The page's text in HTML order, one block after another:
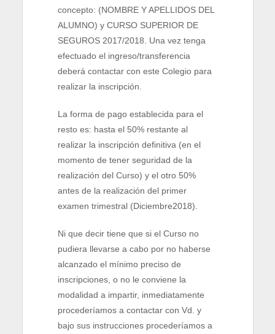
concepto: (NOMBRE Y APELLIDOS DEL
ALUMNO) y CURSO SUPERIOR DE
SEGUROS 2017/2018. Una vez tenga
efectuado el ingreso/transferencia
deberá contactar con este Colegio para
realizar la inscripción.
La forma de pago establecida para el
resto es: hasta el 50% restante al
realizar la inscripción definitiva (en el
momento de tener seguridad de la
realización del Curso) y el otro 50%
antes de la realización del primer
examen trimestral (Diciembre2018).
Ni que decir tiene que si el Curso no
pudiera llevarse a cabo por no haberse
alcanzado el mínimo preciso de
inscripciones, o no le conviene la
modalidad a impartir, inmediatamente
procederíamos a contactar con Vd. y
bajo sus instrucciones procederíamos a